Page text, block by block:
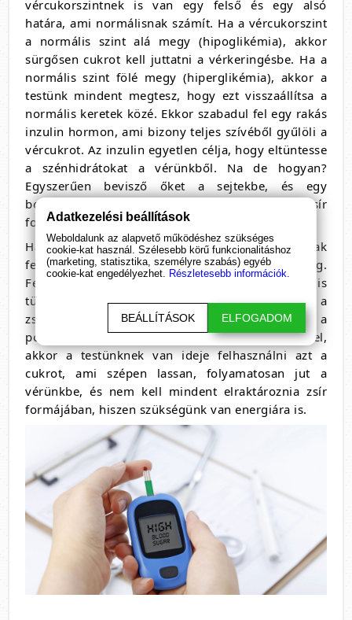
vércukorszintnek is van egy felső és egy alsó
határa, ami normálisnak számít. Ha a vércukorszint
a normális szint alá megy (hipoglikémia), akkor
sürgősen cukrot kell juttatni a vérkeringésbe. Ha a
normális szint fölé megy (hiperglikémia), akkor a
testünk mindent megtesz, hogy ezt visszaállítsa a
normális keretek közé. Ekkor szabadul fel egy rakás
inzulin hormon, ami bizony teljes szívéből gyűlöli a
vércukrot. Az inzulin egyetlen célja, hogy eltüntesse
a szénhidrátokat a vérünkből. Na de hogyan?
Egyszerűen bevisző őket a sejtekbe, és egy
bonyolult és összetett folyamat által zsír
formájában elraktározódnak.
Ha sok cukrot fogyasztunk, amik gyorsan szívódnak
fel, a vércukorszint is gyorsan emelkedik meg.
Felszabadul egy rakás inzulin, ami gyorsan el is
tünteti a cukrokat, vagyis csak úgy nőnek a
zsírraktárak. Ha viszont preferáljuk a
poliszacharidokat, amelyek lassabban szívódnak fel,
akkor a testünknek van ideje felhasználni azt a
cukrot, ami szépen lassan, folyamatosan jut a
vérünkbe, és nem kell mindent elraktároznia zsír
formájában, hiszen szükségünk van energiára is.
Adatkezelési beállítások
Weboldalunk az alapvető működéshez szükséges
cookie-kat használ. Szélesebb körű funkcionalitáshoz
(marketing, statisztika, személyre szabás) egyéb
cookie-kat engedélyezhet. Részletesebb információk.
BEÁLLÍTÁSOK ELFOGADOM